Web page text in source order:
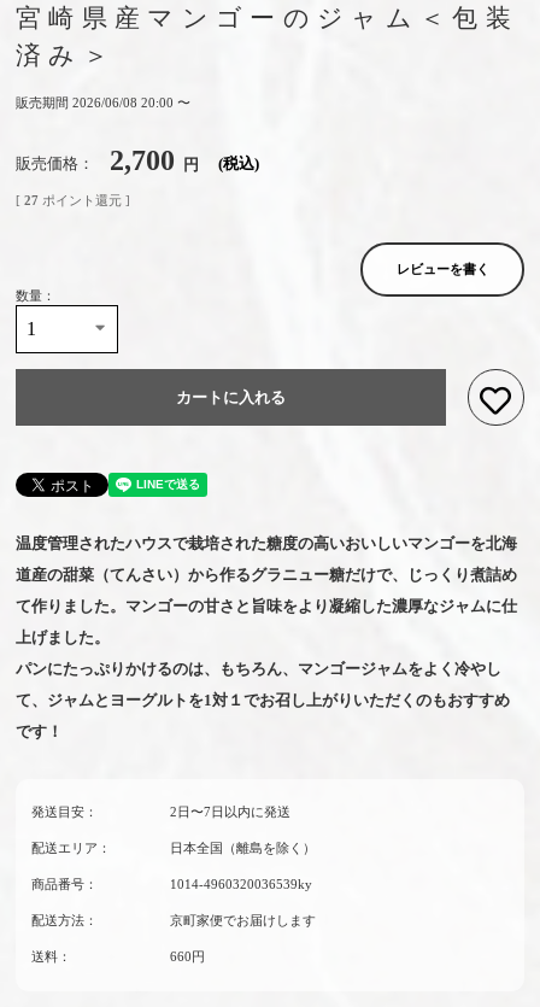
宮崎県産マンゴーのジャム＜包装
済み＞
販売期間 2026/06/08 20:00 〜
販売価格 2,700 税込
[ 27 ポイント還元 ]
レビューを書く
お
カートに入れる
温度管理されたハウスで栽培された糖度の高いおいしいマンゴーを北海
道産の甜菜（てんさい）から作るグラニュー糖だけで、じっくり煮詰め
て作りました。マンゴーの甘さと旨味をより凝縮した濃厚なジャムに仕
上げました。
パンにたっぷりかけるのは、もちろん、マンゴージャムをよく冷やし
て、ジャムとヨーグルトを1対１でお召し上がりいただくのもおすすめ
です！
発送目安： 2日〜7日以内に発送
配送エリア： 日本全国（離島を除く）
商品番号： 1014-4960320036539ky
配送方法： 京町家便でお届けします
送料： 660円